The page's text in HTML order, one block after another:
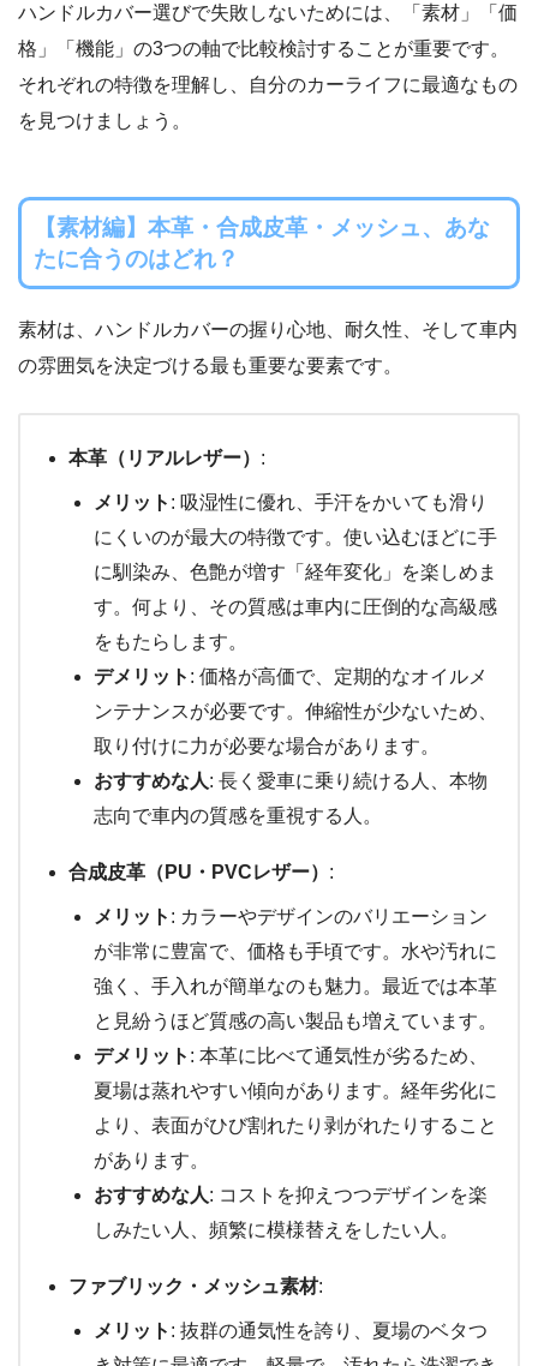
ハンドルカバー選びで失敗しないためには、「素材」「価
格」「機能」の3つの軸で比較検討することが重要です。
それぞれの特徴を理解し、自分のカーライフに最適なもの
を見つけましょう。
【素材編】本革・合成皮革・メッシュ、あな
たに合うのはどれ？
素材は、ハンドルカバーの握り心地、耐久性、そして車内
の雰囲気を決定づける最も重要な要素です。
本革（リアルレザー） :
メリット : 吸湿性に優れ、手汗をかいても滑り
にくいのが最大の特徴です。使い込むほどに手
に馴染み、色艶が増す「経年変化」を楽しめま
す。何より、その質感は車内に圧倒的な高級感
をもたらします。
デメリット : 価格が高価で、定期的なオイルメ
ンテナンスが必要です。伸縮性が少ないため、
取り付けに力が必要な場合があります。
おすすめな人: 長く愛車に乗り続ける人、本物
志向で車内の質感を重視する人。
合成皮革（PU・PVCレザー） :
メリット : カラーやデザインのバリエーション
が非常に豊富で、価格も手頃です。水や汚れに
強く、手入れが簡単なのも魅力。最近では本革
と見紛うほど質感の高い製品も増えています。
デメリット : 本革に比べて通気性が劣るため、
夏場は蒸れやすい傾向があります。経年劣化に
より、表面がひび割れたり剥がれたりすること
があります。
おすすめな人: コストを抑えつつデザインを楽
しみたい人、頻繁に模様替えをしたい人。
ファブリック・メッシュ素材:
メリット : 抜群の通気性を誇り、夏場のベタつ